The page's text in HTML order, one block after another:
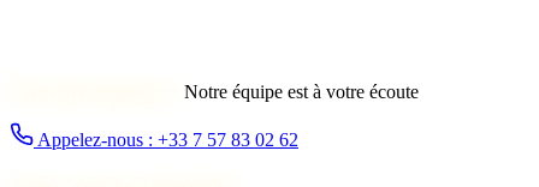
Notre équipe est à votre écoute
Appelez-nous : +33 7 57 83 02 62